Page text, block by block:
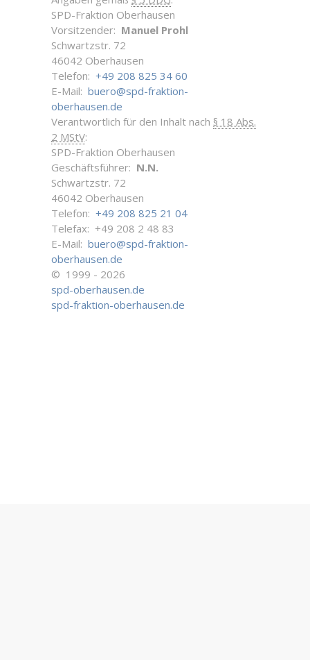
SPD-Fraktion Oberhausen
Vorsitzender: Manuel Prohl
Schwartzstr. 72
46042 Oberhausen
Telefon: +49 208 825 34 60
E-Mail: buero@spd-fraktion-
oberhausen.de
Verantwortlich für den Inhalt nach § 18 Abs.
2 MStV:
SPD-Fraktion Oberhausen
Geschäftsführer: N.N.
Schwartzstr. 72
46042 Oberhausen
Telefon: +49 208 825 21 04
Telefax: +49 208 2 48 83
E-Mail: buero@spd-fraktion-
oberhausen.de
© 1999 - 2026
spd-oberhausen.de
spd-fraktion-oberhausen.de